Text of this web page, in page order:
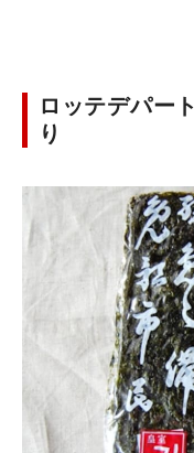
ロッテデパー
り